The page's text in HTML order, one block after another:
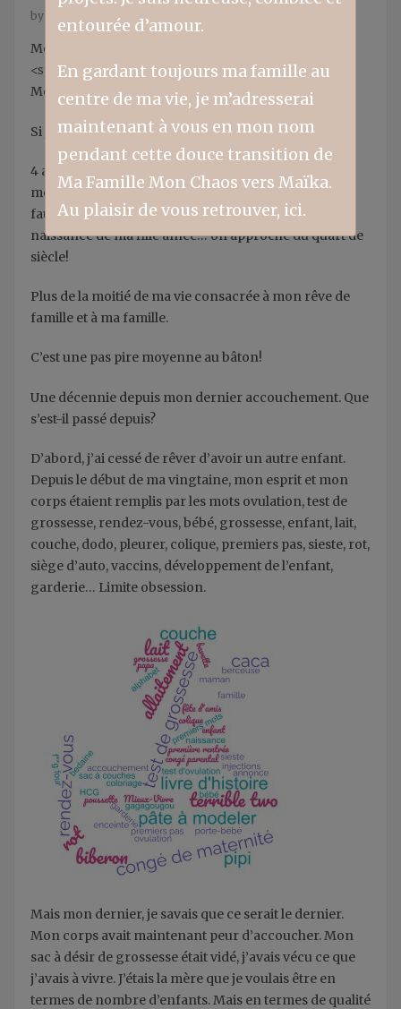
by Nathalie Courcy
Mon plus jeune aura dix ans dans deux semaines.
<span st
Mon plus jeune aura dix ans dans deux semaines.
Si je calcule:
4 ans de processus en fertilité + mes 4 grossesses +
mes 4 accouchements + mes 4 allaitements + ma
fausse-couche + les presque 19 ans depuis la
naissance de ma fille aînée… on approche du quart de
siècle!
Plus de la moitié de ma vie consacrée à mon rêve de
famille et à ma famille.
C’est une pas pire moyenne au bâton!
Une décennie depuis mon dernier accouchement. Que
s’est-il passé depuis?
D’abord, j’ai cessé de rêver d’avoir un autre enfant.
Depuis le début de ma vingtaine, mon esprit et mon
corps étaient remplis par les mots ovulation, test de
grossesse, rendez-vous, bébé, grossesse, enfant, lait,
couche, dodo, pleurer, colique, premiers pas, sieste, rot,
siège d’auto, vaccins, développement de l’enfant,
garderie… Limite obsession.
Mais mon dernier, je savais que ce serait le dernier.
Mon corps avait maintenant peur d’accoucher. Mon
sac à désir de grossesse était vidé, j’avais vécu ce que
j’avais à vivre. J’étais la mère que je voulais être en
termes de nombre d’enfants. Mais en termes de qualité
entourée d’amour.
En gardant toujours ma famille au
centre de ma vie, je m’adresserai
maintenant à vous en mon nom
pendant cette douce transition de
Ma Famille Mon Chaos vers Maïka.
Au plaisir de vous retrouver, ici.